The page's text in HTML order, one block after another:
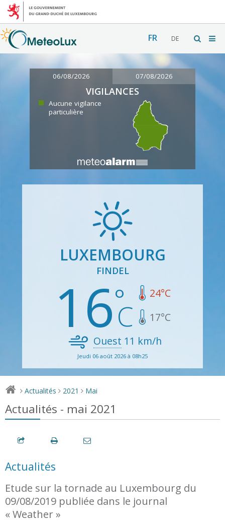
FR DE
06/08/2026 07/08/2026
VIGILANCES
Aucune vigilance
particulière
LUXEMBOURG
FINDEL
16 24°C
17°C
Ouest 11 km/h
Jeudi 06 août 2026 à 08h25
> Actualités > 2021 > Mai
Actualités - mai 2021
Actualités
Etude sur la tornade au Luxembourg du
09/08/2019 publiée dans le journal
« Weather »